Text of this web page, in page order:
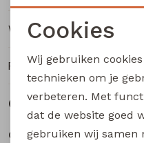
Lange broeken
Winkelvoorraad
Ruilen en retourneren
Gerelateerde
City Life
Noodzakelijke
Analytische
Marketing cookies
Cookies
Wij gebruiken
technieken om je
verbeteren. Met
dat de website goed
gebruiken wij samen